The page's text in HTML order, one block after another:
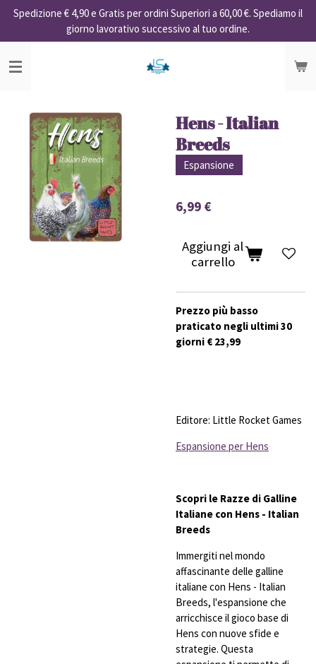
Vai
contenuto
principale
Spedizione € 4,90 e Gratis per ordini Superiori a 60,00 €. Spediamo il
giorno lavorativo successivo al tuo ordine.
Hens - Italian
Breeds
Espansione
6,99 €
Aggiungi al
carrello
Prezzo più basso
praticato negli ultimi 30
giorni € 23,99
Editore: Little Rocket Games
Espansione per Hens
Scopri le Razze di Galline
Italiane con Hens - Italian
Breeds
Immergiti nel mondo
affascinante delle galline
italiane con Hens - Italian
Breeds, l'espansione che
arricchisce il gioco base di
Hens con nuove sfide e
strategie. Questa